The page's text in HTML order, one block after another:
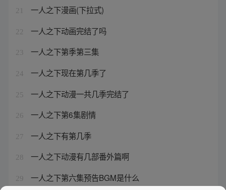
21 一人之下漫画(下拉式)
22 一人之下动画完结了吗
23 一人之下第季第三集
24 一人之下现在第几季了
25 一人之下动漫一共几季完结了
26 一人之下第6集剧情
27 一人之下有第几季
28 一人之下动漫有几部番外篇啊
29 一人之下第六集预告BGM是什么